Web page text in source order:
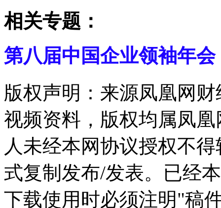
相关专题：
第八届中国企业领袖年会
版权声明：来源凤凰网
视频资料，版权均属凤
人未经本网协议授权不
式复制发布/发表。已经
下载使用时必须注明"稿